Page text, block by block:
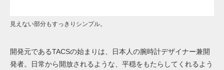
見えない部分もすっきりシンプル。
開発元であるTACSの始まりは、日本人の腕時計デザイナー兼開
発者。日常から開放されるような、平穏をもたらしてくれるよう